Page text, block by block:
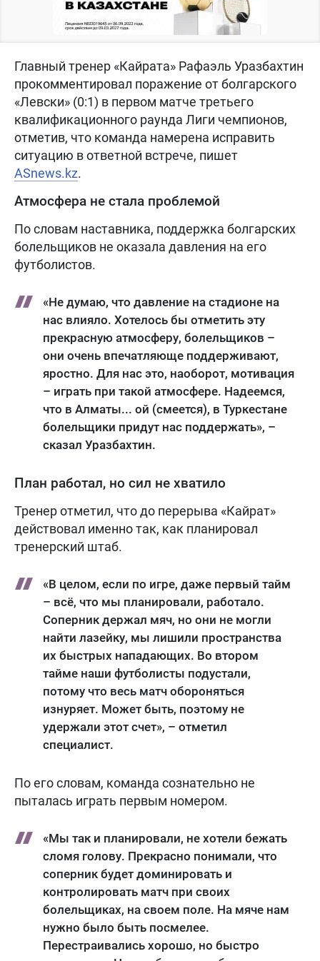
Главный тренер «Кайрата» Рафаэль Уразбахтин
прокомментировал поражение от болгарского
«Левски» (0:1) в первом матче третьего
квалификационного раунда Лиги чемпионов,
отметив, что команда намерена исправить
ситуацию в ответной встрече, пишет
ASnews.kz.
Атмосфера не стала проблемой
По словам наставника, поддержка болгарских
болельщиков не оказала давления на его
футболистов.
«Не думаю, что давление на стадионе на
нас влияло. Хотелось бы отметить эту
прекрасную атмосферу, болельщиков –
они очень впечатляюще поддерживают,
яростно. Для нас это, наоборот, мотивация
– играть при такой атмосфере. Надеемся,
что в Алматы... ой (смеется), в Туркестане
болельщики придут нас поддержать», –
сказал Уразбахтин.
План работал, но сил не хватило
Тренер отметил, что до перерыва «Кайрат»
действовал именно так, как планировал
тренерский штаб.
«В целом, если по игре, даже первый тайм
– всё, что мы планировали, работало.
Соперник держал мяч, но они не могли
найти лазейку, мы лишили пространства
их быстрых нападающих. Во втором
тайме наши футболисты подустали,
потому что весь матч обороняться
изнуряет. Может быть, поэтому не
удержали этот счет», – отметил
специалист.
По его словам, команда сознательно не
пыталась играть первым номером.
«Мы так и планировали, не хотели бежать
сломя голову. Прекрасно понимали, что
соперник будет доминировать и
контролировать матч при своих
болельщиках, на своем поле. На мяче нам
нужно было быть посмелее.
Перестраивались хорошо, но быстро